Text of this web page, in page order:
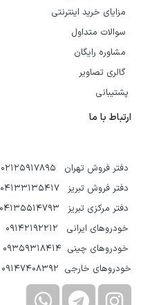
مزایای خرید اینترنتی
سوالات متداول
مشاوره رایگان
گالری تصاویر
پشتیبانی
ارتباط با ما
دفتر فروش تهران 02125917895
دفتر فروش تبریز 04133135417
دفتر مرکزی تبریز 04135514793
خودروهای ایرانی 09142192212
خودروهای چینی 09359318414
خودروهای خارجی 09147408392